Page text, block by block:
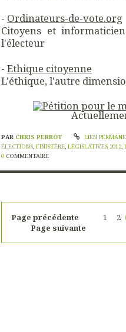
- Ordinateurs-de-vote.org
Citoyens et
l'électeur
- Ethique citoyenne
L'éthique, l'autre
PAR CHRIS PERROT LIEN
ÉLECTIONS, FINISTÈRE, LÉGISLATIVES 2012,
0 COMMENTAIRE
Page précédente 1 2
Page suivante